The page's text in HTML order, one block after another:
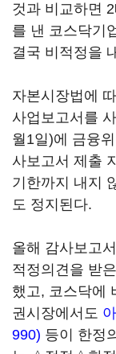
것과 비교하면
를 낸 코스닥기
결국 비적정을
자본시장법에
사업보고서를
월1일)에 금융
사보고서 제출
기한까지 내지
도 정지된다.
올해 감사보고
적정의견을 받
했고, 코스닥에
권시장에서도
990) 등이 한정